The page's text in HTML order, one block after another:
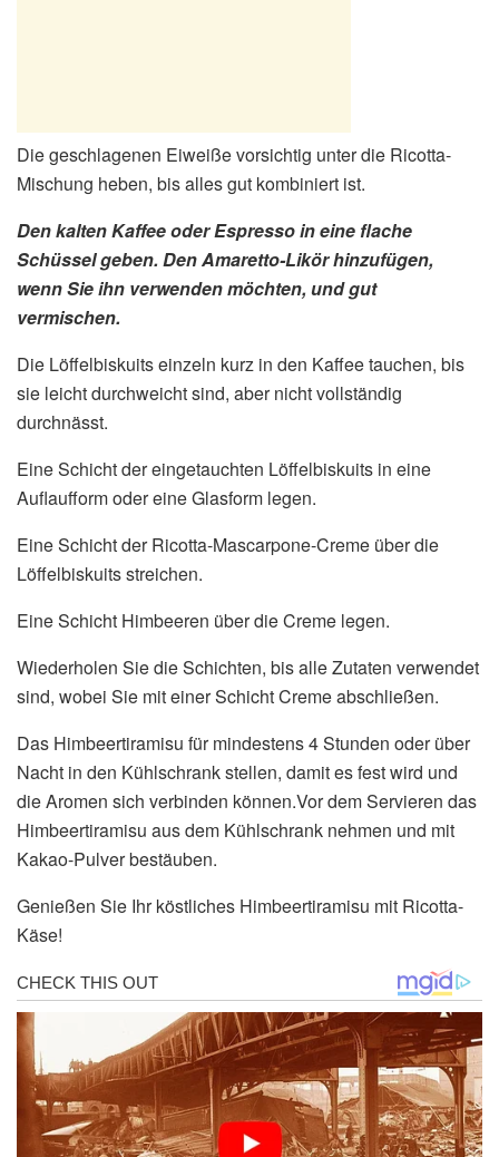
Die geschlagenen Eiweiße vorsichtig unter die Ricotta-
Mischung heben, bis alles gut kombiniert ist.
Den kalten Kaffee oder Espresso in eine flache
Schüssel geben. Den Amaretto-Likör hinzufügen,
wenn Sie ihn verwenden möchten, und gut
vermischen.
Die Löffelbiskuits einzeln kurz in den Kaffee tauchen, bis
sie leicht durchweicht sind, aber nicht vollständig
durchnässt.
Eine Schicht der eingetauchten Löffelbiskuits in eine
Auflaufform oder eine Glasform legen.
Eine Schicht der Ricotta-Mascarpone-Creme über die
Löffelbiskuits streichen.
Eine Schicht Himbeeren über die Creme legen.
Wiederholen Sie die Schichten, bis alle Zutaten verwendet
sind, wobei Sie mit einer Schicht Creme abschließen.
Das Himbeertiramisu für mindestens 4 Stunden oder über
Nacht in den Kühlschrank stellen, damit es fest wird und
die Aromen sich verbinden können.Vor dem Servieren das
Himbeertiramisu aus dem Kühlschrank nehmen und mit
Kakao-Pulver bestäuben.
Genießen Sie Ihr köstliches Himbeertiramisu mit Ricotta-
Käse!